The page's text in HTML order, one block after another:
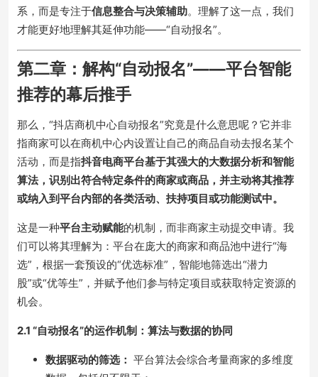
系，而是专注于信息整合与决策辅助。理解了这一点，我们
才能更好地理解其延伸功能——“自动报名”。
第二章：解构“自动报名”——平台智能
推荐的幕后推手
那么，“抖店商机中心自动报名”究竟是什么意思呢？它并非
指商家可以在商机中心内设置让自己的商品自动去报名某个
活动，而是指抖音电商平台基于其强大的大数据分析和智能
算法，识别出符合特定条件的商家或商品，并主动将其推荐
或纳入到平台内部的各类活动、扶持项目或功能测试中。
这是一种平台主动赋能的机制，而非商家主动提交申请。我
们可以将其理解为：平台在庞大的商家和商品池中进行“海
选”，根据一套预设的“优选标准”，智能地筛选出“潜力
股”或“优等生”，并赋予他们参与特定项目或获取特定资源的
机会。
2.1 “自动报名”的运作机制：算法与数据的协同
数据驱动的筛选： 平台算法会综合考量商家的多维度